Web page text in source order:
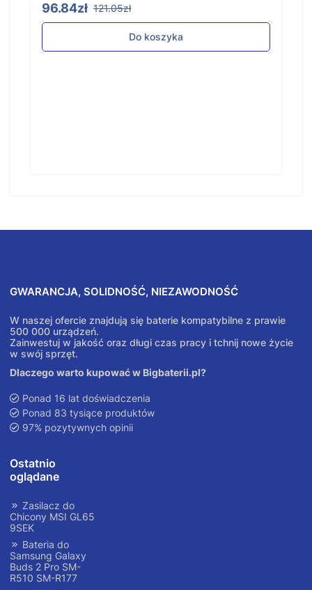
96.84zł 121.05zł
Do koszyka
GWARANCJA, SOLIDNOŚĆ, NIEZAWODNOŚĆ
W naszej ofercie znajdują się baterie kompatybilne z prawie
500 000 urządzeń.
Zainwestuj w jakość oraz długi czas pracy i tchnij nowe życie
w swój sprzęt.
Dlaczego warto kupować w Bigbaterii.pl?
Ponad 16 lat doświadczenia
Ponad 83 tysiące produktów
97% pozytywnych opinii
Ostatnio
oglądane
Zasilacz do
Chicony MSI GL65
9SEK
Bateria do
Samsung Galaxy
Buds 2 Pro SM-
R510 SM-R177